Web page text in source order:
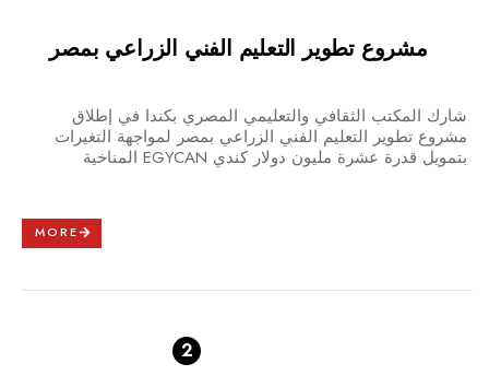
مشروع تطوير التعليم الفني الزراعي بمصر
شارك المكتب الثقافي والتعليمي المصري بكندا في إطلاق
مشروع تطوير التعليم الفني الزراعي بمصر لمواجهة التغيرات
المناخية EGYCAN بتمويل قدرة عشرة مليون دولار كندي
MORE
2